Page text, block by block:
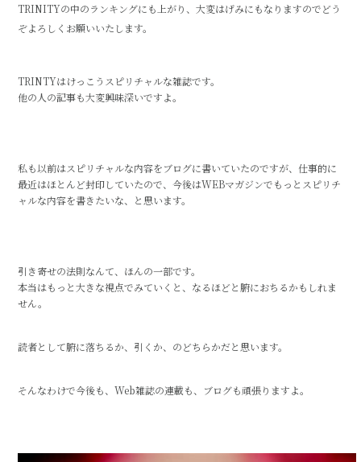
TRINITYの中のランキングにも上がり、大変はげみにもなりますのでどう
ぞよろしくお願いいたします。
TRINTYはけっこうスピリチャルな雑誌です。
他の人の記事も大変興味深いですよ。
私も以前はスピリチャルな内容をブログに書いていたのですが、仕事的に
最近はほとんど封印していたので、今後はWEBマガジンでもっとスピリチ
ャルな内容を書きたいな、と思います。
引き寄せの法則なんて、ほんの一部です。
本当はもっと大きな視点でみていくと、なるほどと腑におちるかもしれま
せん。
読者として腑に落ちるか、引くか、のどちらかだと思います。
そんなわけで今後も、Web雑誌の連載も、ブログも頑張りますよ。